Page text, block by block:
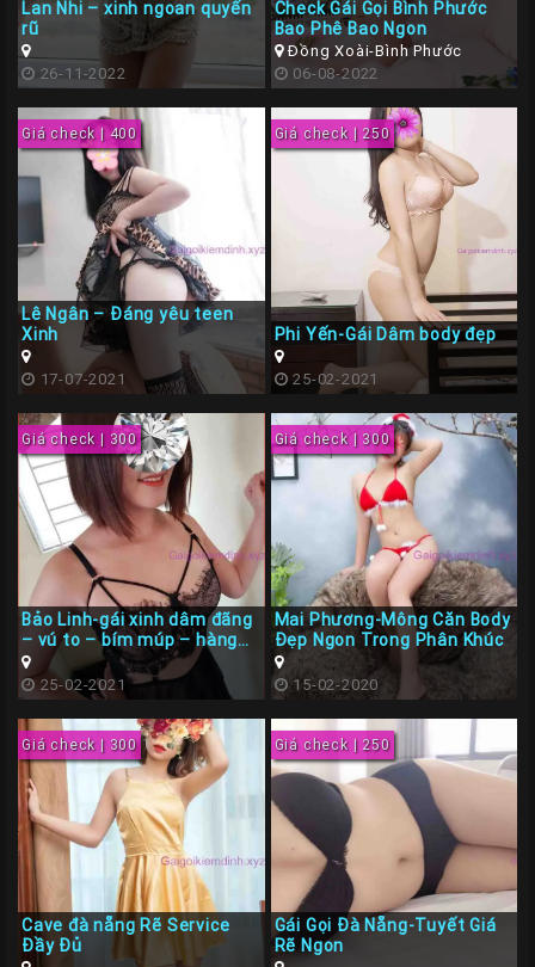
Lan Nhi – xinh ngoan quyến
rũ
26-11-2022
Check Gái Gọi Bình Phước
Bao Phê Bao Ngon
Đồng Xoài-Bình Phước
06-08-2022
Giá check | 400
Lê Ngân – Đáng yêu teen
Xinh
17-07-2021
Giá check | 250
Phi Yến-Gái Dâm body đẹp
25-02-2021
Giá check | 300
Bảo Linh-gái xinh dâm đãng
– vú to – bím múp – hàng
ngon – phục vụ nhiệt tình
25-02-2021
Giá check | 300
Mai Phương-Mông Căn Body
Đẹp Ngon Trong Phân Khúc
15-02-2020
Giá check | 300
Cave đà nẵng Rẽ Service
Đầy Đủ
Giá check | 250
Gái Gọi Đà Nẵng-Tuyết Giá
Rẽ Ngon